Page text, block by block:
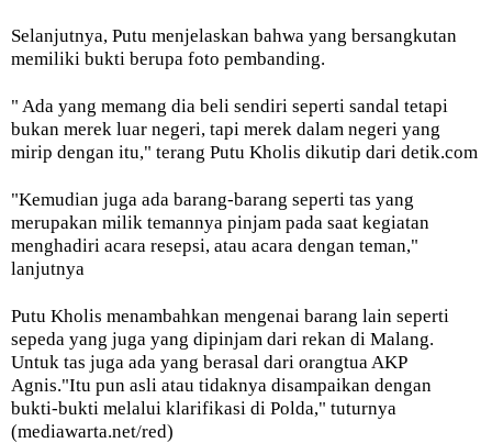
Selanjutnya, Putu menjelaskan bahwa yang bersangkutan
memiliki bukti berupa foto pembanding.
" Ada yang memang dia beli sendiri seperti sandal tetapi
bukan merek luar negeri, tapi merek dalam negeri yang
mirip dengan itu," terang Putu Kholis dikutip dari detik.com
"Kemudian juga ada barang-barang seperti tas yang
merupakan milik temannya pinjam pada saat kegiatan
menghadiri acara resepsi, atau acara dengan teman,"
lanjutnya
Putu Kholis menambahkan mengenai barang lain seperti
sepeda yang juga yang dipinjam dari rekan di Malang.
Untuk tas juga ada yang berasal dari orangtua AKP
Agnis."Itu pun asli atau tidaknya disampaikan dengan
bukti-bukti melalui klarifikasi di Polda," tuturnya
(mediawarta.net/red)